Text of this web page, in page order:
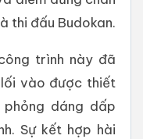
thi đấu Budokan.
trình này đã
vào được thiết
dáng dấp
Sự kết hợp hài